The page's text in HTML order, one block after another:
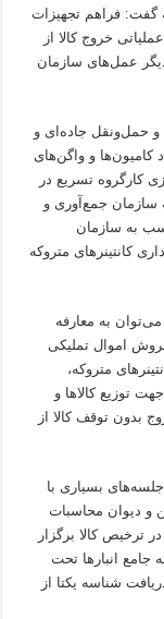
گفت: فراهم تجهیزات
خروج کالا از
از دیگر عمل‌های سازمان
و حمل‌ونقل جاده‌ای و
و واگن‌های
کارگروه تسریع در
سازمان جمع‌آوری و
به سازمان
کانتینرهای متروکه
به معارفه
فروش اموال تملیکی
متروکه،
توزیع کالاها و
بدون توقف کالا از
بسیاری با
و دیوان محاسبات
ترخیص کالا برگزار
جامع انبارها تحت
شناسه یکتا از